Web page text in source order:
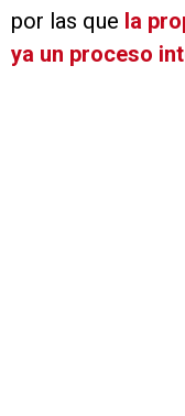
por las que la
ya un proceso